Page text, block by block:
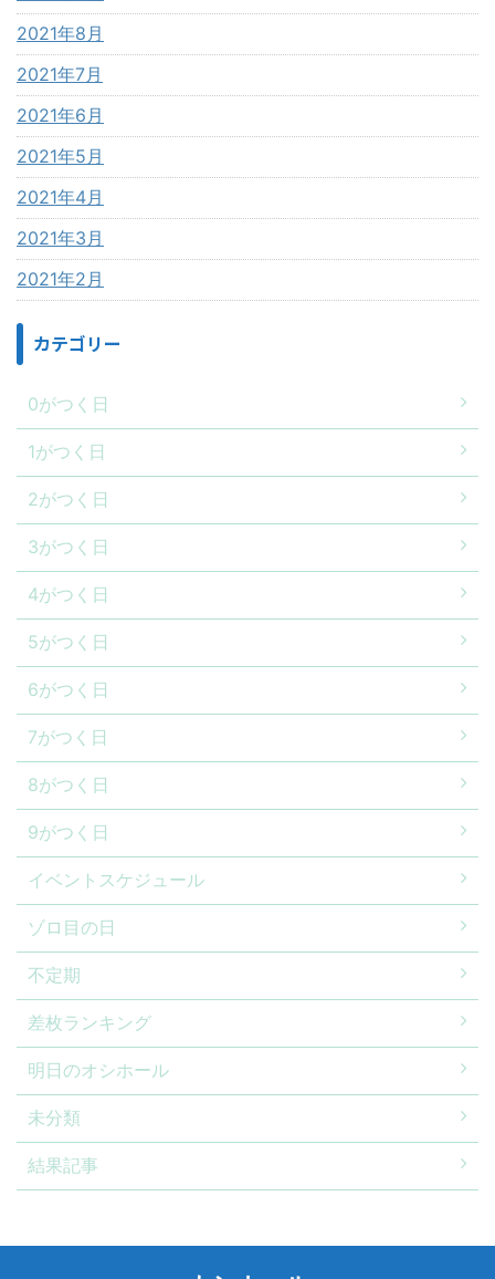
2021年8月
2021年7月
2021年6月
2021年5月
2021年4月
2021年3月
2021年2月
カテゴリー
0がつく日
1がつく日
2がつく日
3がつく日
4がつく日
5がつく日
6がつく日
7がつく日
8がつく日
9がつく日
イベントスケジュール
ゾロ目の日
不定期
差枚ランキング
明日のオシホール
未分類
結果記事